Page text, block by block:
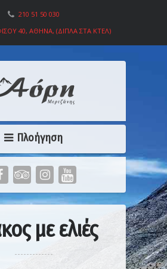
210 51 50 030
40, ΑΘΉΝΑ, (ΔΊΠΛΑ ΣΤΑ ΚΤΕΛ)
Πλοήγηση
με ελιές